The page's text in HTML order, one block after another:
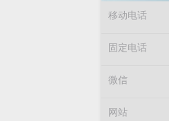
移动电话
固定电话
微信
网站